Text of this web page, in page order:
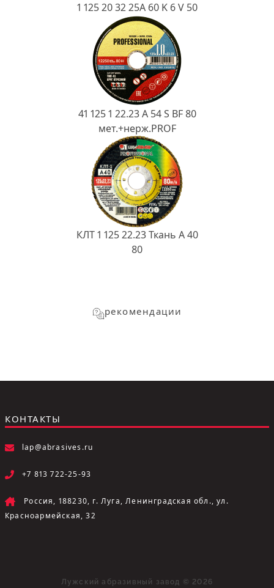
1 125 20 32 25А 60 K 6 V 50
41 125 1 22.23 A 54 S BF 80
мет.+нерж.PROF
КЛТ 1 125 22.23 Ткань A 40
80
рекомендации
КОНТАКТЫ
lap@abrasives.ru
+7 813 722-25-93
Россия, 188230, г. Луга, Ленинградская обл., ул.
Красноармейская, 32
Лужский абразивный завод © 2026